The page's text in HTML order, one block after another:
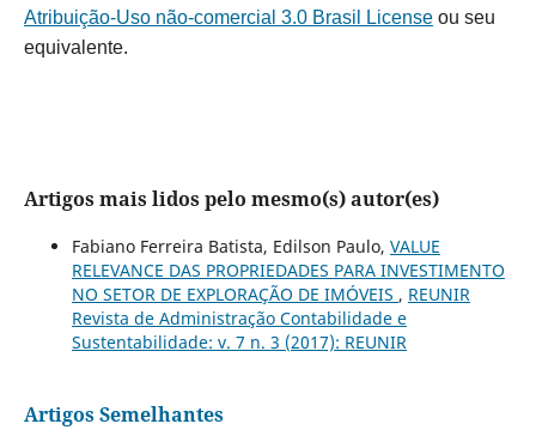
Atribuição-Uso não-comercial 3.0 Brasil Licenseou seu
equivalente.
Artigos mais lidos pelo mesmo(s) autor(es)
Fabiano Ferreira Batista, Edilson Paulo, VALUE
RELEVANCE DAS PROPRIEDADES PARA INVESTIMENTO
NO SETOR DE EXPLORAÇÃO DE IMÓVEIS , REUNIR
Revista de Administração Contabilidade e
Sustentabilidade: v. 7 n. 3 (2017): REUNIR
Artigos Semelhantes